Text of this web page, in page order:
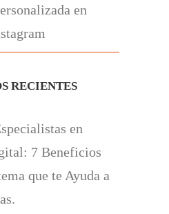
en
RECIENTES
en
7 Beneficios
que te Ayuda a